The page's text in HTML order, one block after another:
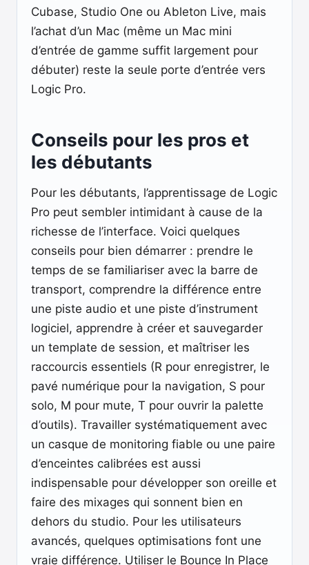
Cubase, Studio One ou Ableton Live, mais
l’achat d’un Mac (même un Mac mini
d’entrée de gamme suffit largement pour
débuter) reste la seule porte d’entrée vers
Logic Pro.
Conseils pour les pros et
les débutants
Pour les débutants, l’apprentissage de Logic
Pro peut sembler intimidant à cause de la
richesse de l’interface. Voici quelques
conseils pour bien démarrer : prendre le
temps de se familiariser avec la barre de
transport, comprendre la différence entre
une piste audio et une piste d’instrument
logiciel, apprendre à créer et sauvegarder
un template de session, et maîtriser les
raccourcis essentiels (R pour enregistrer, le
pavé numérique pour la navigation, S pour
solo, M pour mute, T pour ouvrir la palette
d’outils). Travailler systématiquement avec
un casque de monitoring fiable ou une paire
d’enceintes calibrées est aussi
indispensable pour développer son oreille et
faire des mixages qui sonnent bien en
dehors du studio. Pour les utilisateurs
avancés, quelques optimisations font une
vraie différence. Utiliser le Bounce In Place